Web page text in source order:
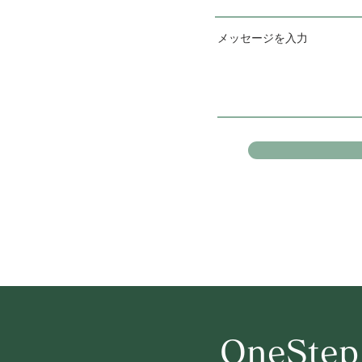
メッセージを入力
OneStep